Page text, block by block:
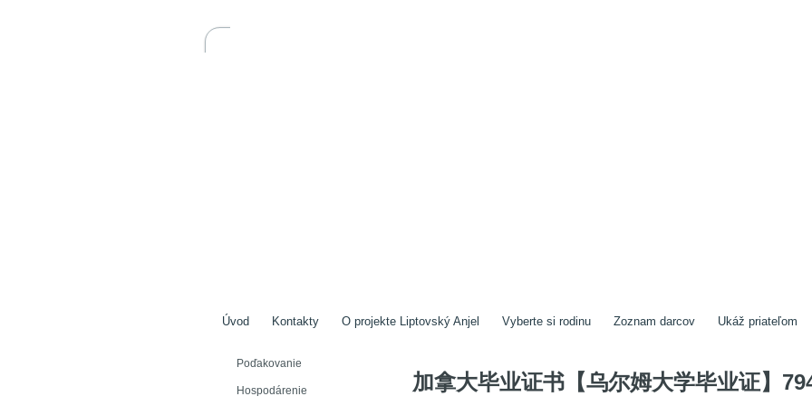
Úvod Kontakty O projekte Liptovský Anjel Vyberte si rodinu Zoznam darcov Ukáž priateľom
Poďakovanie
Hospodárenie 加拿大毕业证书【乌尔姆大学毕业证】